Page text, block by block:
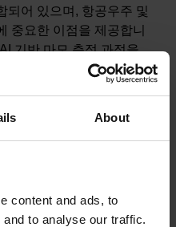
About
content and ads, to
to analyse our traffic.
되어 있으며, 항공우주 및
중요한 이점을 제공합니
기반 마모 측정 과정을
니다. NC 컨트롤은 카메
회전시킵니다. 그 결과,
소프트웨어는 자동으로
간결하게 표시됩니다:
며 최대값과 평균값이
니다. 작업자는 개별 경